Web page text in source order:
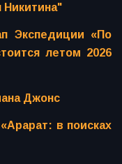
Экспедиции «По
летом 2026
Джонс
в поисках